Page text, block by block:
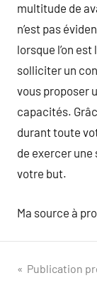
multitude de
n’est pas
lorsque l’on
solliciter un
vous proposer
capacités.
durant toute
de exercer une
votre but.
Ma source à
Publication